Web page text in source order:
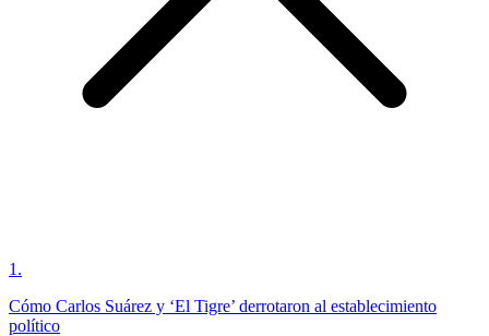
1 .
Cómo Carlos Suárez y ‘El Tigre’ derrotaron al establecimiento
político